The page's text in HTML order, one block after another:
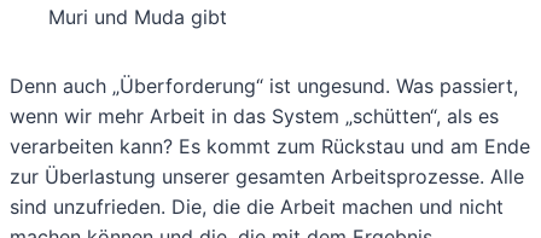
Muri und Muda gibt
Denn auch „Überforderung“ ist ungesund. Was passiert,
wenn wir mehr Arbeit in das System „schütten“, als es
verarbeiten kann? Es kommt zum Rückstau und am Ende
zur Überlastung unserer gesamten Arbeitsprozesse. Alle
sind unzufrieden. Die, die die Arbeit machen und nicht